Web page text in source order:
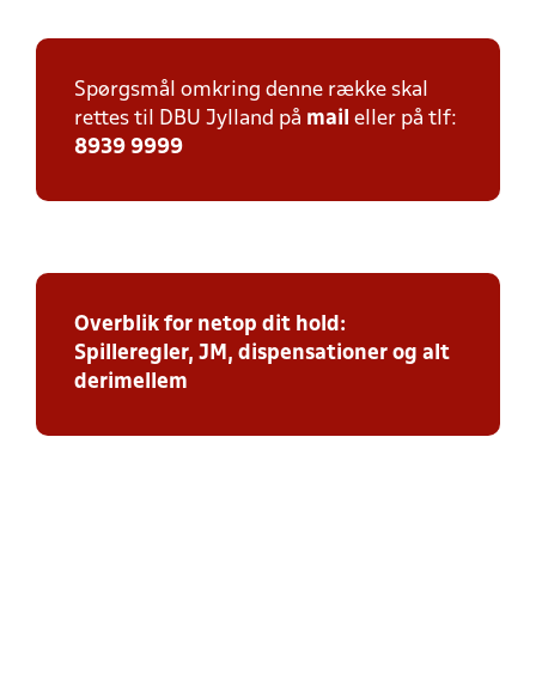
Spørgsmål omkring denne række skal
rettes til DBU Jylland på mail eller på tlf:
8939 9999
Overblik for netop dit hold:
Spilleregler, JM, dispensationer og alt
derimellem